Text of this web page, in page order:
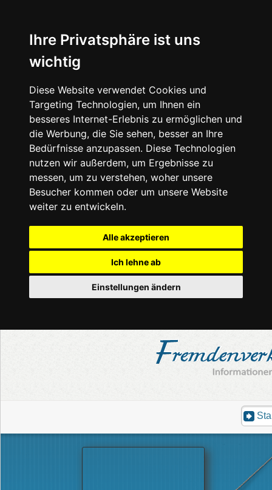
Ihre Privatsphäre ist uns
wichtig
Diese Website verwendet Cookies und
Targeting Technologien, um Ihnen ein
besseres Internet-Erlebnis zu ermöglichen und
die Werbung, die Sie sehen, besser an Ihre
Bedürfnisse anzupassen. Diese Technologien
nutzen wir außerdem, um Ergebnisse zu
messen, um zu verstehen, woher unsere
Besucher kommen oder um unsere Website
weiter zu entwickeln.
Alle akzeptieren
Ich lehne ab
Einstellungen ändern